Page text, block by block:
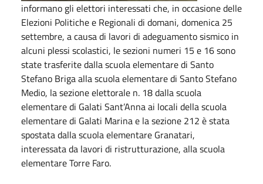
informano gli elettori interessati che, in occasione delle
Elezioni Politiche e Regionali di domani, domenica 25
settembre, a causa di lavori di adeguamento sismico in
alcuni plessi scolastici, le sezioni numeri 15 e 16 sono
state trasferite dalla scuola elementare di Santo
Stefano Briga alla scuola elementare di Santo Stefano
Medio, la sezione elettorale n. 18 dalla scuola
elementare di Galati Sant’Anna ai locali della scuola
elementare di Galati Marina e la sezione 212 è stata
spostata dalla scuola elementare Granatari,
interessata da lavori di ristrutturazione, alla scuola
elementare Torre Faro.